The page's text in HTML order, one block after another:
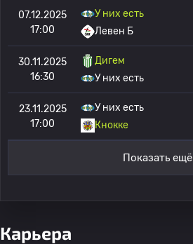
07.12.2025
17:00
У них есть
Левен Б
30.11.2025
16:30
Дигем
У них есть
23.11.2025
17:00
У них есть
Кнокке
Показать ещё
Карьера